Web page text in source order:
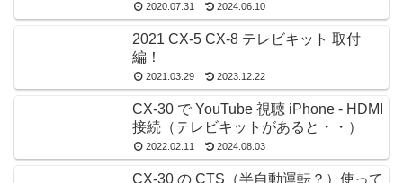
2020.07.31 2024.06.10
2021 CX-5 CX-8 テレビキット 取付
編！
2021.03.29 2023.12.22
CX-30 で YouTube 視聴 iPhone - HDMI
接続（テレビキットがあると・・）
2022.02.11 2024.08.03
CX-30 の CTS（半自動運転？）使って